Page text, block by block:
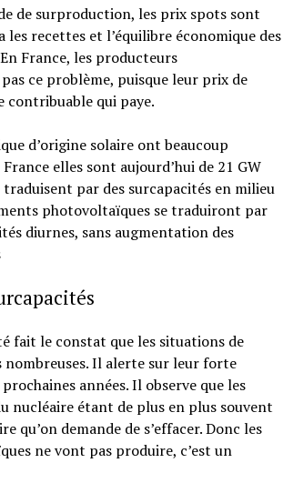
de surproduction, les prix spots sont
recettes et l’équilibre économique des
France, les producteurs
ce problème, puisque leur prix de
contribuable qui paye.
d’origine solaire ont beaucoup
elles sont aujourd’hui de 21 GW
par des surcapacités en milieu
photovoltaïques se traduiront par
diurnes, sans augmentation des
fait le constat que les situations de
Il alerte sur leur forte
années. Il observe que les
nucléaire étant de plus en plus souvent
qu’on demande de s’effacer. Donc les
ne vont pas produire, c’est un